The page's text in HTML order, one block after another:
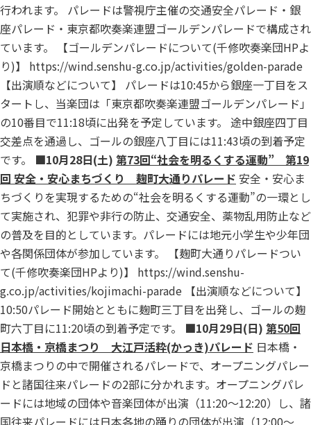
行われます。 パレードは警視庁主催の交通安全パレード・銀
座パレード・東京都吹奏楽連盟ゴールデンパレードで構成され
ています。 【ゴールデンパレードについて(千修吹奏楽団HPよ
り)】 https://wind.senshu-g.co.jp/activities/golden-parade
【出演順などについて】 パレードは10:45から銀座一丁目をス
タートし、当楽団は「東京都吹奏楽連盟ゴールデンパレード」
の10番目で11:18頃に出発を予定しています。 途中銀座四丁目
交差点を通過し、ゴールの銀座八丁目には11:43頃の到着予定
です。 ■10月28日(土) 第73回“社会を明るくする運動” 第19
回 安全・安心まちづくり 麹町大通りパレード 安全・安心ま
ちづくりを実現するための“社会を明るくする運動”の一環とし
て実施され、犯罪や非行の防止、交通安全、薬物乱用防止など
の普及を目的としています。パレードには地元小学生や少年団
や各関係団体が参加しています。 【麹町大通りパレードつい
て(千修吹奏楽団HPより)】 https://wind.senshu-
g.co.jp/activities/kojimachi-parade 【出演順などについて】
10:50パレード開始とともに麹町三丁目を出発し、ゴールの麹
町六丁目に11:20頃の到着予定です。 ■10月29日(日) 第50回
日本橋・京橋まつり 大江戸活粋(かっき)パレード 日本橋・
京橋まつりの中で開催されるパレードで、オープニングパレー
ドと諸国往来パレードの2部に分かれます。オープニングパレ
ードには地域の団体や音楽団体が出演（11:20～12:20）し、諸
国往来パレードには日本各地の踊りの団体が出演（12:00～